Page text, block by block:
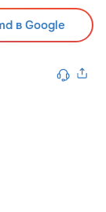
в Google